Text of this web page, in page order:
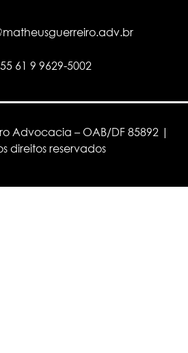
61 9 9629-5002
Advocacia – OAB/DF 85892 |
direitos reservados